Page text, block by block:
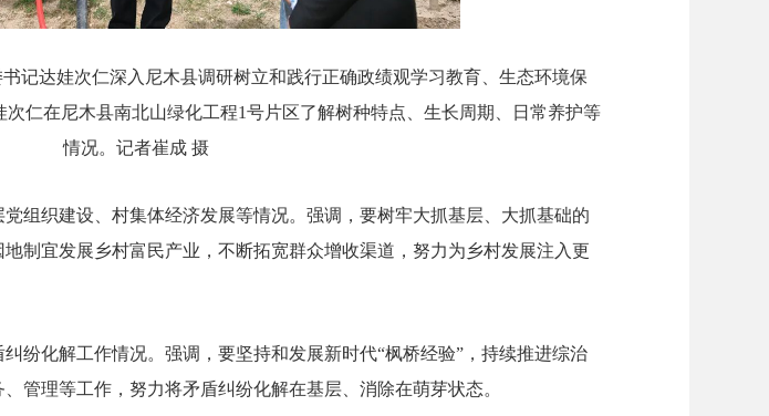
记达娃次仁深入尼木县调研树立和践行正确政绩观学习教育、生态环境保
仁在尼木县南北山绿化工程1号片区了解树种特点、生长周期、日常养护等
情况。记者崔成 摄
组织建设、村集体经济发展等情况。强调，要树牢大抓基层、大抓基础的
制宜发展乡村富民产业，不断拓宽群众增收渠道，努力为乡村发展注入更
纷化解工作情况。强调，要坚持和发展新时代“枫桥经验”，持续推进综治
管理等工作，努力将矛盾纠纷化解在基层、消除在萌芽状态。